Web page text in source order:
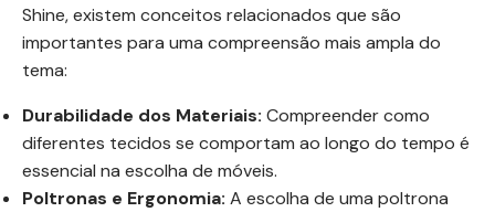
Shine, existem conceitos relacionados que são
importantes para uma compreensão mais ampla do
tema:
Durabilidade dos Materiais: Compreender como
diferentes tecidos se comportam ao longo do tempo é
essencial na escolha de móveis.
Poltronas e Ergonomia: A escolha de uma poltrona